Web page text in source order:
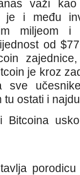
važi
je i među
miljeom
od
je kroz
sve
tu ostati i
Bitcoina